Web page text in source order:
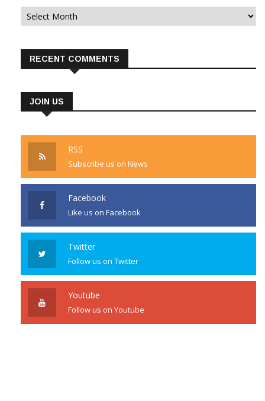
Archives
RECENT COMMENTS
JOIN US
RSS
Subscribe us on News
Facebook
Like us on Facebook
Twitter
Follow us on Twitter
Youtube
Follow us on Youtube